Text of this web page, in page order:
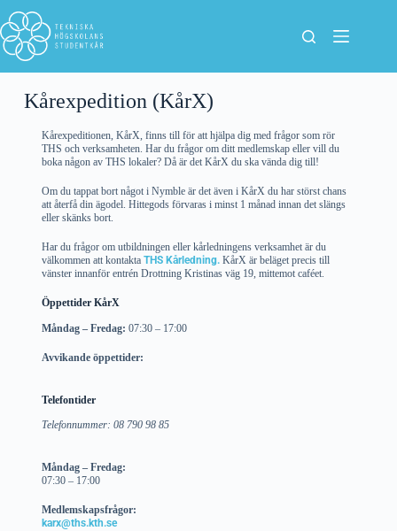
Kårexpedition (KårX)
Kårexpeditionen, KårX, finns till för att hjälpa dig med frågor som rör
THS och verksamheten. Har du frågor om ditt medlemskap eller vill du
boka någon av THS lokaler? Då är det KårX du ska vända dig till!
Om du tappat bort något i Nymble är det även i KårX du har störst chans
att återfå din ägodel. Hittegods förvaras i minst 1 månad innan det slängs
eller skänks bort.
Har du frågor om utbildningen eller kårledningens verksamhet är du
välkommen att kontakta THS Kårledning.KårX är beläget precis till
vänster innanför entrén Drottning Kristinas väg 19, mittemot caféet.
Öppettider KårX
Måndag – Fredag: 07:30 – 17:00
Avvikande öppettider:
Telefontider
Telefonnummer: 08 790 98 85
Måndag – Fredag:
07:30 – 17:00
Medlemskapsfrågor:
karx@ths.kth.se